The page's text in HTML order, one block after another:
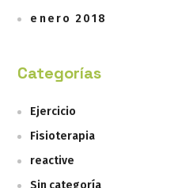
enero 2018
Categorías
Ejercicio
Fisioterapia
reactive